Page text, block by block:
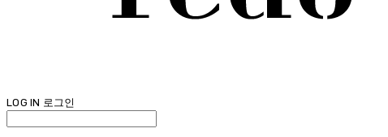
LOG IN 로그인